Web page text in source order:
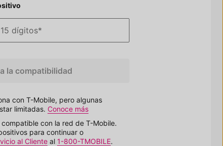
dígitos*
la compatibilidad
con T-Mobile, pero algunas
limitadas. Conoce más
con la red de T-Mobile.
para continuar o
al Cliente al 1-800-TMOBILE.